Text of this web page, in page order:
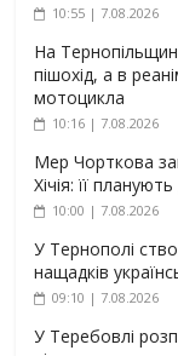
10:55 | 7.08.2026
На
пішохід, а в
мотоцикла
10:16 | 7.08.2026
Мер Чорткова
Хічія: її
10:00 | 7.08.2026
У Тернополі
нащадків
09:10 | 7.08.2026
У Теребовлі